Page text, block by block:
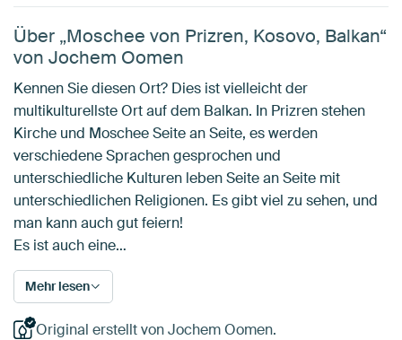
Über „Moschee von Prizren, Kosovo, Balkan“
von Jochem Oomen
Kennen Sie diesen Ort? Dies ist vielleicht der
multikulturellste Ort auf dem Balkan. In Prizren stehen
Kirche und Moschee Seite an Seite, es werden
verschiedene Sprachen gesprochen und
unterschiedliche Kulturen leben Seite an Seite mit
unterschiedlichen Religionen. Es gibt viel zu sehen, und
man kann auch gut feiern!
Es ist auch eine…
Mehr lesen
Original erstellt von Jochem Oomen.